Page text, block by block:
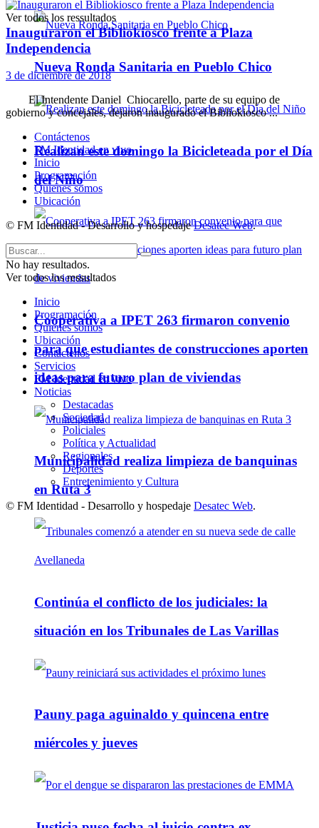
Nueva Ronda Sanitaria en Pueblo Chico
Realizan este domingo la Bicicleteada por el Día
del Niño
Cooperativa a IPET 263 firmaron convenio
para que estudiantes de construcciones aporten
ideas para futuro plan de viviendas
Municipalidad realiza limpieza de banquinas
en Ruta 3
Continúa el conflicto de los judiciales: la
situación en los Tribunales de Las Varillas
Pauny paga aguinaldo y quincena entre
miércoles y jueves
Ver todos los ressultados
Inauguraron el Bibliokiosco frente a Plaza
Independencia
3 de diciembre de 2018
El Intendente Daniel Chiocarello, parte de su equipo de
gobierno y concejales, dejaron inaugurado el Bibliokiosco ...
Contáctenos
FM Identidad en vivo
Inicio
Programación
Quienes somos
Ubicación
© FM Identidad - Desarrollo y hospedajeDesatec Web.
No hay resultados.
Ver todos los ressultados
Inicio
Programación
Quienes somos
Ubicación
Contáctenos
Servicios
FM Identidad en vivo
Noticias
Destacadas
Sociedad
Policiales
Política y Actualidad
Regionales
Deportes
Entretenimiento y Cultura
© FM Identidad - Desarrollo y hospedaje Desatec Web.